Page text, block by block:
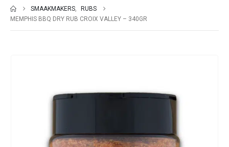
SMAAKMAKERS,
RUBS
MEMPHIS BBQ DRY RUB CROIX VALLEY – 340GR